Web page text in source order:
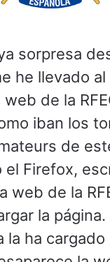
sorpresa
he llevado
web de la
iban los
de
el Firefox,
web de la
la
la ha cargado